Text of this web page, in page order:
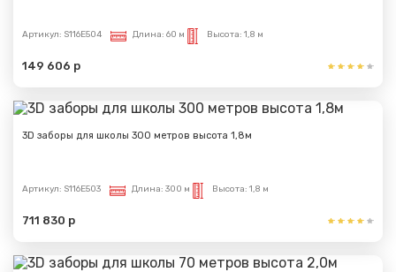
Артикул: S116E504 Длина: 60 м Высота: 1,8 м
149 606 р
3D заборы для школы 300 метров высота 1,8м
Артикул: S116E503 Длина: 300 м Высота: 1,8 м
711 830 р